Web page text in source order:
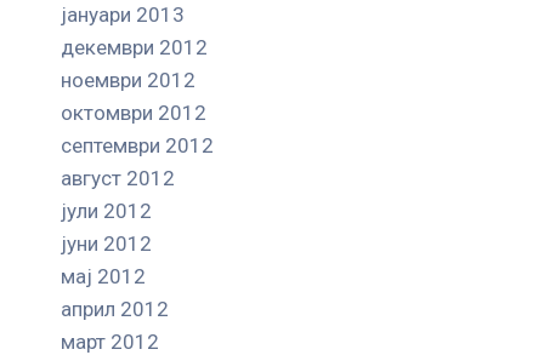
јануари 2013
декември 2012
ноември 2012
октомври 2012
септември 2012
август 2012
јули 2012
јуни 2012
мај 2012
април 2012
март 2012